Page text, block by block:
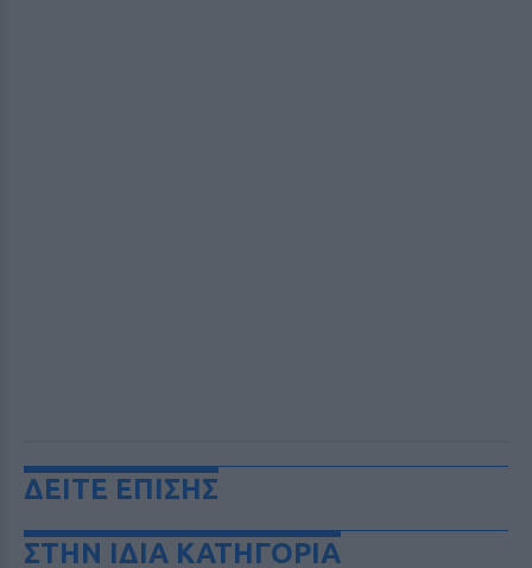
ΔΕΙΤΕ ΕΠΙΣΗΣ
ΣΤΗΝ ΙΔΙΑ ΚΑΤΗΓΟΡΙΑ